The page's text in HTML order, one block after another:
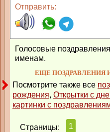
Отправить:
Голосовые
именам.
ЕЩЕ ПОЗДРАВЛЕНИЯ
Посмотрите также все
рождения, Открытки с
картинки с
Страницы: 1